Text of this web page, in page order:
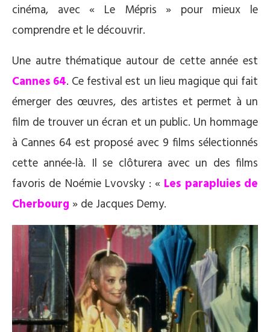
cinéma, avec « Le Mépris » pour mieux le
comprendre et le découvrir.
Une autre thématique autour de cette année est
Cannes 64. Ce festival est un lieu magique qui fait
émerger des œuvres, des artistes et permet à un
film de trouver un écran et un public. Un hommage
à Cannes 64 est proposé avec 9 films sélectionnés
cette année-là. Il se clôturera avec un des films
favoris de Noémie Lvovsky : « Les parapluies de
Cherbourg » de Jacques Demy.